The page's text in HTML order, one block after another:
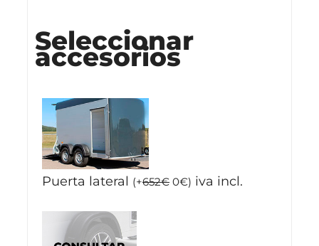
Seleccionar
accesorios
Puerta lateral (+652€ 0€) iva incl.